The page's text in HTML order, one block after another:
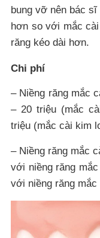
bung vỡ nên bác
hơn so với mắc
răng kéo dài hơn.
Chi phí
– Niềng răng mắc
– 20 triệu (mắc
triệu (mắc cài kim
– Niềng răng mắc
với niềng răng
với niềng răng